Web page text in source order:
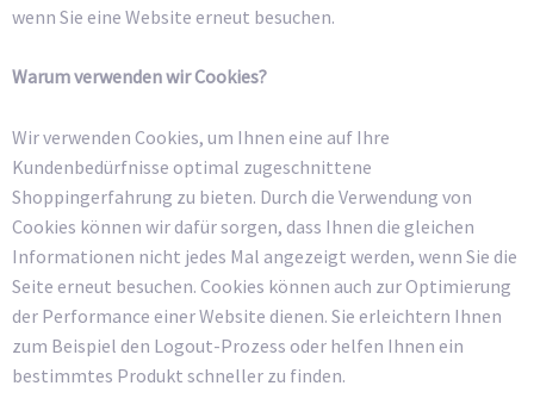
wenn Sie eine Website erneut besuchen.
Warum verwenden wir Cookies?
Wir verwenden Cookies, um Ihnen eine auf Ihre
Kundenbedürfnisse optimal zugeschnittene
Shoppingerfahrung zu bieten. Durch die Verwendung von
Cookies können wir dafür sorgen, dass Ihnen die gleichen
Informationen nicht jedes Mal angezeigt werden, wenn Sie die
Seite erneut besuchen. Cookies können auch zur Optimierung
der Performance einer Website dienen. Sie erleichtern Ihnen
zum Beispiel den Logout-Prozess oder helfen Ihnen ein
bestimmtes Produkt schneller zu finden.